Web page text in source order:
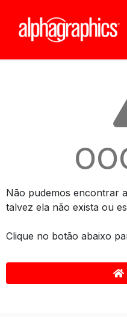
Não pudemos encontrar
talvez ela não exista ou
Clique no botão abaixo